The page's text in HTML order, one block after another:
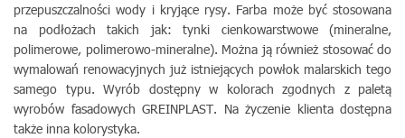
przepuszczalności wody i kryjące rysy. Farba może być stosowana
na podłożach takich jak: tynki cienkowarstwowe (mineralne,
polimerowe, polimerowo-mineralne). Można ją również stosować do
wymalowań renowacyjnych już istniejących powłok malarskich tego
samego typu. Wyrób dostępny w kolorach zgodnych z paletą
wyrobów fasadowych GREINPLAST. Na życzenie klienta dostępna
także inna kolorystyka.